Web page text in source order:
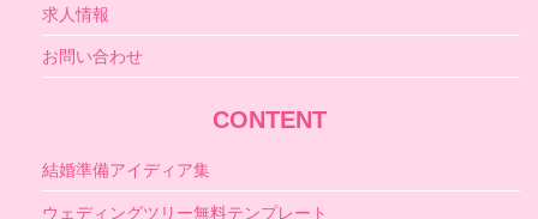
求人情報
お問い合わせ
CONTENT
結婚準備アイディア集
ウェディングツリー無料テンプレート